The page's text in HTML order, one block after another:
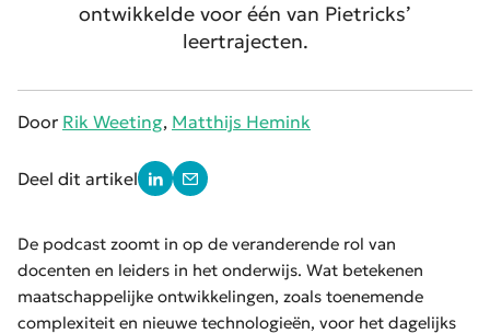
ontwikkelde voor één van Pietricks’
leertrajecten.
Door Rik Weeting, Matthijs Hemink
Deel dit artikel
De podcast zoomt in op de veranderende rol van
docenten en leiders in het onderwijs. Wat betekenen
maatschappelijke ontwikkelingen, zoals toenemende
complexiteit en nieuwe technologieën, voor het dagelijks